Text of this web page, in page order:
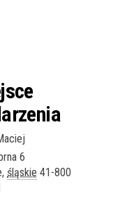
6
, śląskie 41-800